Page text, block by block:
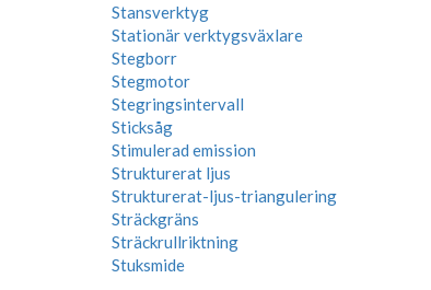
Stansverktyg
Stationär verktygsväxlare
Stegborr
Stegmotor
Stegringsintervall
Sticksåg
Stimulerad emission
Strukturerat ljus
Strukturerat-ljus-triangulering
Sträckgräns
Sträckrullriktning
Stuksmide